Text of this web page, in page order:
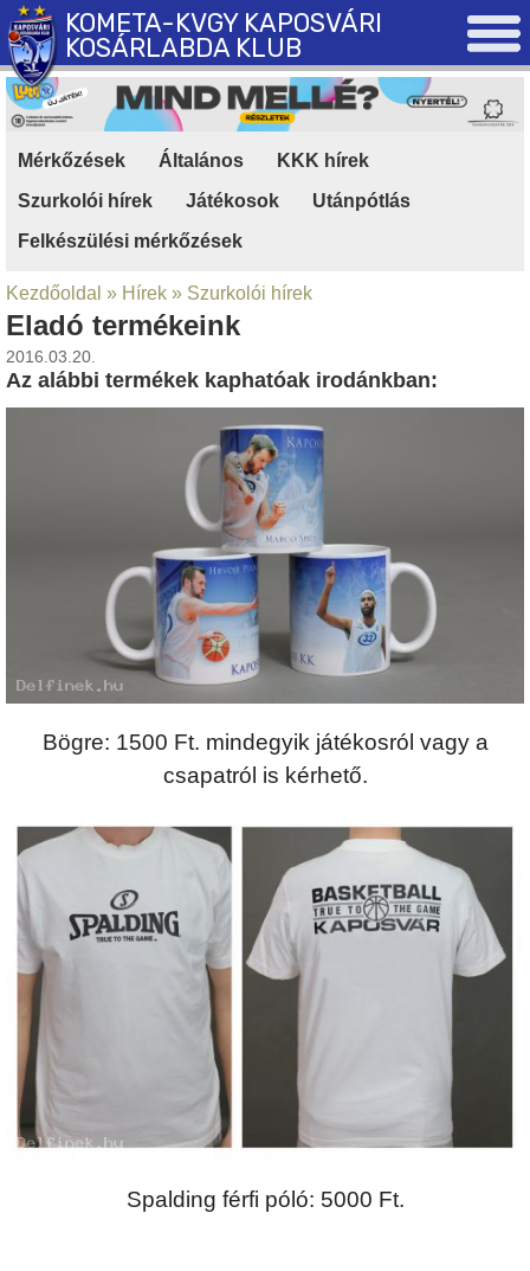
KOMETA-KVGY KAPOSVÁRI
KOSÁRLABDA KLUB
Mérkőzések Általános KKK hírek
Szurkolói hírek
Játékosok Utánpótlás
Felkészülési mérkőzések
Kezdőoldal » Hírek » Szurkolói hírek
Eladó termékeink
2016.03.20.
Az alábbi termékek kaphatóak irodánkban:
Bögre: 1500 Ft. mindegyik játékosról vagy a
csapatról is kérhető.
Spalding férfi póló: 5000 Ft.